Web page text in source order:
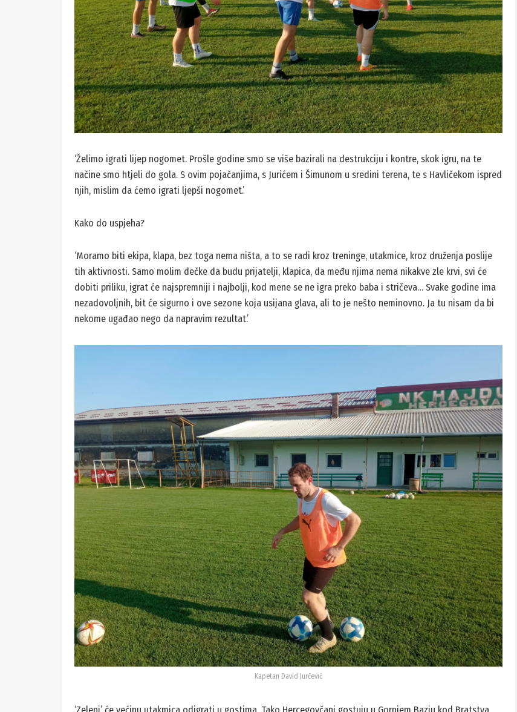
‘Želimo igrati lijep nogomet. Prošle godine smo se više bazirali na destrukciju i kontre, skok igru, na te
načine smo htjeli do gola. S ovim pojačanjima, s Jurićem i Šimunom u sredini terena, te s Havličekom ispred
njih, mislim da ćemo igrati ljepši nogomet.’
Kako do uspjeha?
‘Moramo biti ekipa, klapa, bez toga nema ništa, a to se radi kroz treninge, utakmice, kroz druženja poslije
tih aktivnosti. Samo molim dečke da budu prijatelji, klapica, da među njima nema nikakve zle krvi, svi će
dobiti priliku, igrat će najspremniji i najbolji, kod mene se ne igra preko baba i stričeva… Svake godine ima
nezadovoljnih, bit će sigurno i ove sezone koja usijana glava, ali to je nešto neminovno. Ja tu nisam da bi
nekome ugađao nego da napravim rezultat.’
Kapetan David Jurčević